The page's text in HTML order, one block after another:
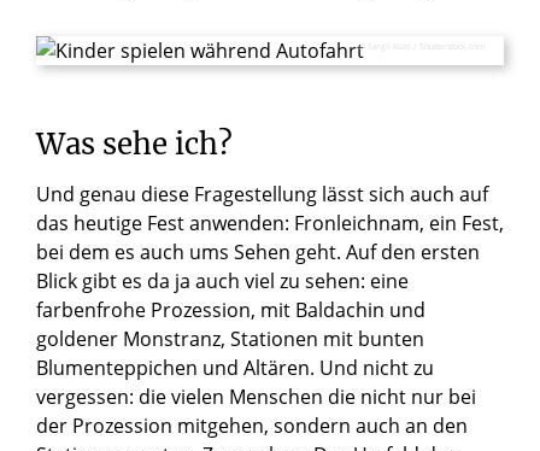
© Sergii Kozii / Shutterstock.com
Was sehe ich?
Und genau diese Fragestellung lässt sich auch auf
das heutige Fest anwenden: Fronleichnam, ein Fest,
bei dem es auch ums Sehen geht. Auf den ersten
Blick gibt es da ja auch viel zu sehen: eine
farbenfrohe Prozession, mit Baldachin und
goldener Monstranz, Stationen mit bunten
Blumenteppichen und Altären. Und nicht zu
vergessen: die vielen Menschen die nicht nur bei
der Prozession mitgehen, sondern auch an den